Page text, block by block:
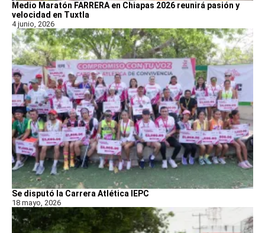
Medio Maratón FARRERA en Chiapas 2026 reunirá pasión y
velocidad en Tuxtla
4 junio, 2026
Se disputó la Carrera Atlética IEPC
18 mayo, 2026